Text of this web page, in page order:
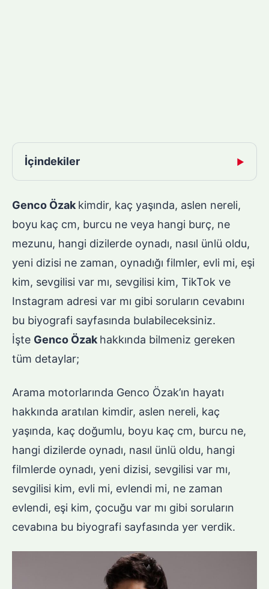
İçindekiler ▶
Genco Özakkimdir, kaç yaşında, aslen nereli,
boyu kaç cm, burcu ne veya hangi burç, ne
mezunu, hangi dizilerde oynadı, nasıl ünlü oldu,
yeni dizisi ne zaman, oynadığı filmler, evli mi, eşi
kim, sevgilisi var mı, sevgilisi kim, TikTok ve
Instagram adresi var mı gibi soruların cevabını
bu biyografi sayfasında bulabileceksiniz.
İşte Genco Özakhakkında bilmeniz gereken
tüm detaylar;
Arama motorlarında Genco Özak’ın hayatı
hakkında aratılan kimdir, aslen nereli, kaç
yaşında, kaç doğumlu, boyu kaç cm, burcu ne,
hangi dizilerde oynadı, nasıl ünlü oldu, hangi
filmlerde oynadı, yeni dizisi, sevgilisi var mı,
sevgilisi kim, evli mi, evlendi mi, ne zaman
evlendi, eşi kim, çocuğu var mı gibi soruların
cevabına bu biyografi sayfasında yer verdik.